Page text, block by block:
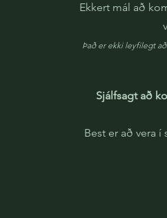
Ekkert mál að
Það er ekki leyfilegt
Sjálfsagt að
Best er að vera